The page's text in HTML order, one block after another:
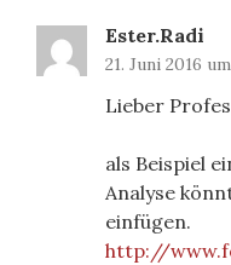
Ester.Radi
21. Juni 2016
Lieber
als Beispiel
Analyse
einfügen.
http://